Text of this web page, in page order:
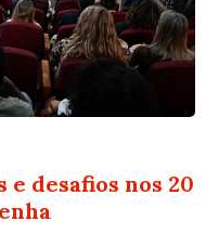
e desafios nos 20